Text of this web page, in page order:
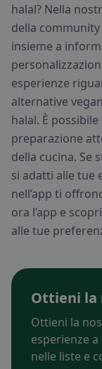
halal? Nella
della
insieme a
esperienze
alternative
halal. È
preparazione
della cucina. Se
si adatti alle tue
nell’app ti
ora l’app e
alle tue
Ottieni la
Ottieni la
esperienze
nelle liste e